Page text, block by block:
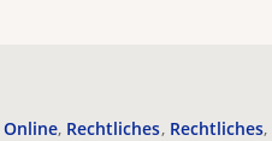
Online Rechtliches Rechtliches